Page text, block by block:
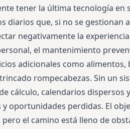
tener la última tecnología en
diarios que, si no se gestionan
negativamente la
el mantenimiento
adicionales como alimentos,
rompecabezas. Sin un
cálculo, calendarios dispersos
oportunidades perdidas. El
pero el camino está lleno de